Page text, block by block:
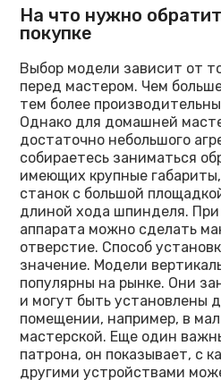
На что нужно
покупке
Выбор модели зависит от
перед мастером. Чем
тем более
Однако для домашней
достаточно небольшого
собираетесь заниматься
имеющих крупные
станок с большой
длиной хода шпинделя.
аппарата можно сделать
отверстие. Способ
значение. Модели
популярны на рынке. Они
и могут быть установлены
помещении, например, в
мастерской. Еще один
патрона, он показывает, с
другими устройствами